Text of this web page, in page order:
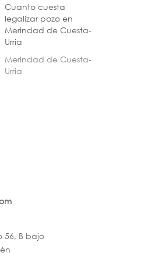
Cuanto cuesta
legalizar pozo en
Merindad de Cuesta-
Urria
Merindad de Cuesta-
Urria
56, B bajo